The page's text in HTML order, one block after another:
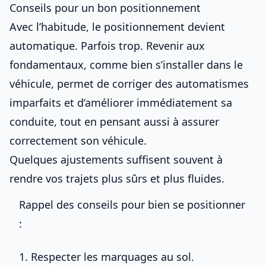
Conseils pour un bon positionnement
Avec l’habitude, le positionnement devient
automatique. Parfois trop. Revenir aux
fondamentaux, comme bien s’installer dans le
véhicule, permet de corriger des automatismes
imparfaits et d’améliorer immédiatement sa
conduite, tout en pensant aussi à assurer
correctement son véhicule.
Quelques ajustements suffisent souvent à
rendre vos trajets plus sûrs et plus fluides.
Rappel des conseils pour bien se positionner
:
1. Respecter les marquages au sol.